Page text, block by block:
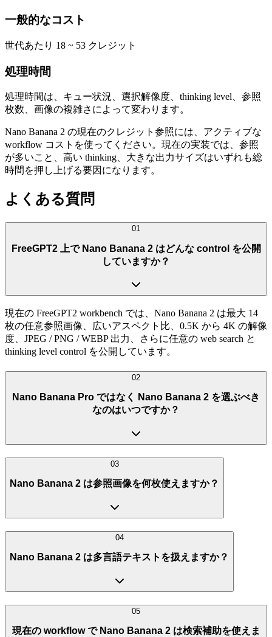
一般的なコスト
世代あたり 18 ~ 53 クレジット
処理時間
処理時間は、キュー状況、選択解像度、thinking level、参照
枚数、画像の複雑さによって変わります。
Nano Banana 2 の現在のクレジット参照には、アクティブな
workflow コストを使ってください。現在の実装では、参照
が多いこと、高い thinking、大きな出力サイズはいずれも総
時間を押し上げる要因になります。
よくある質問
01
FreeGPT2 上で Nano Banana 2 はどんな control を公開
していますか？
現在の FreeGPT2 workbench では、Nano Banana 2 は最大 14
枚の任意参照画像、広いアスペクト比、0.5K から 4K の解像
度、JPEG / PNG / WEBP 出力、さらに任意の web search と
thinking level control を公開しています。
02
Nano Banana Pro ではなく Nano Banana 2 を選ぶべき
なのはいつですか？
03
Nano Banana 2 は参照画像を何枚使えますか？
04
Nano Banana 2 は多言語テキストを扱えますか？
05
現在の workflow で Nano Banana 2 は検索補助を使えま